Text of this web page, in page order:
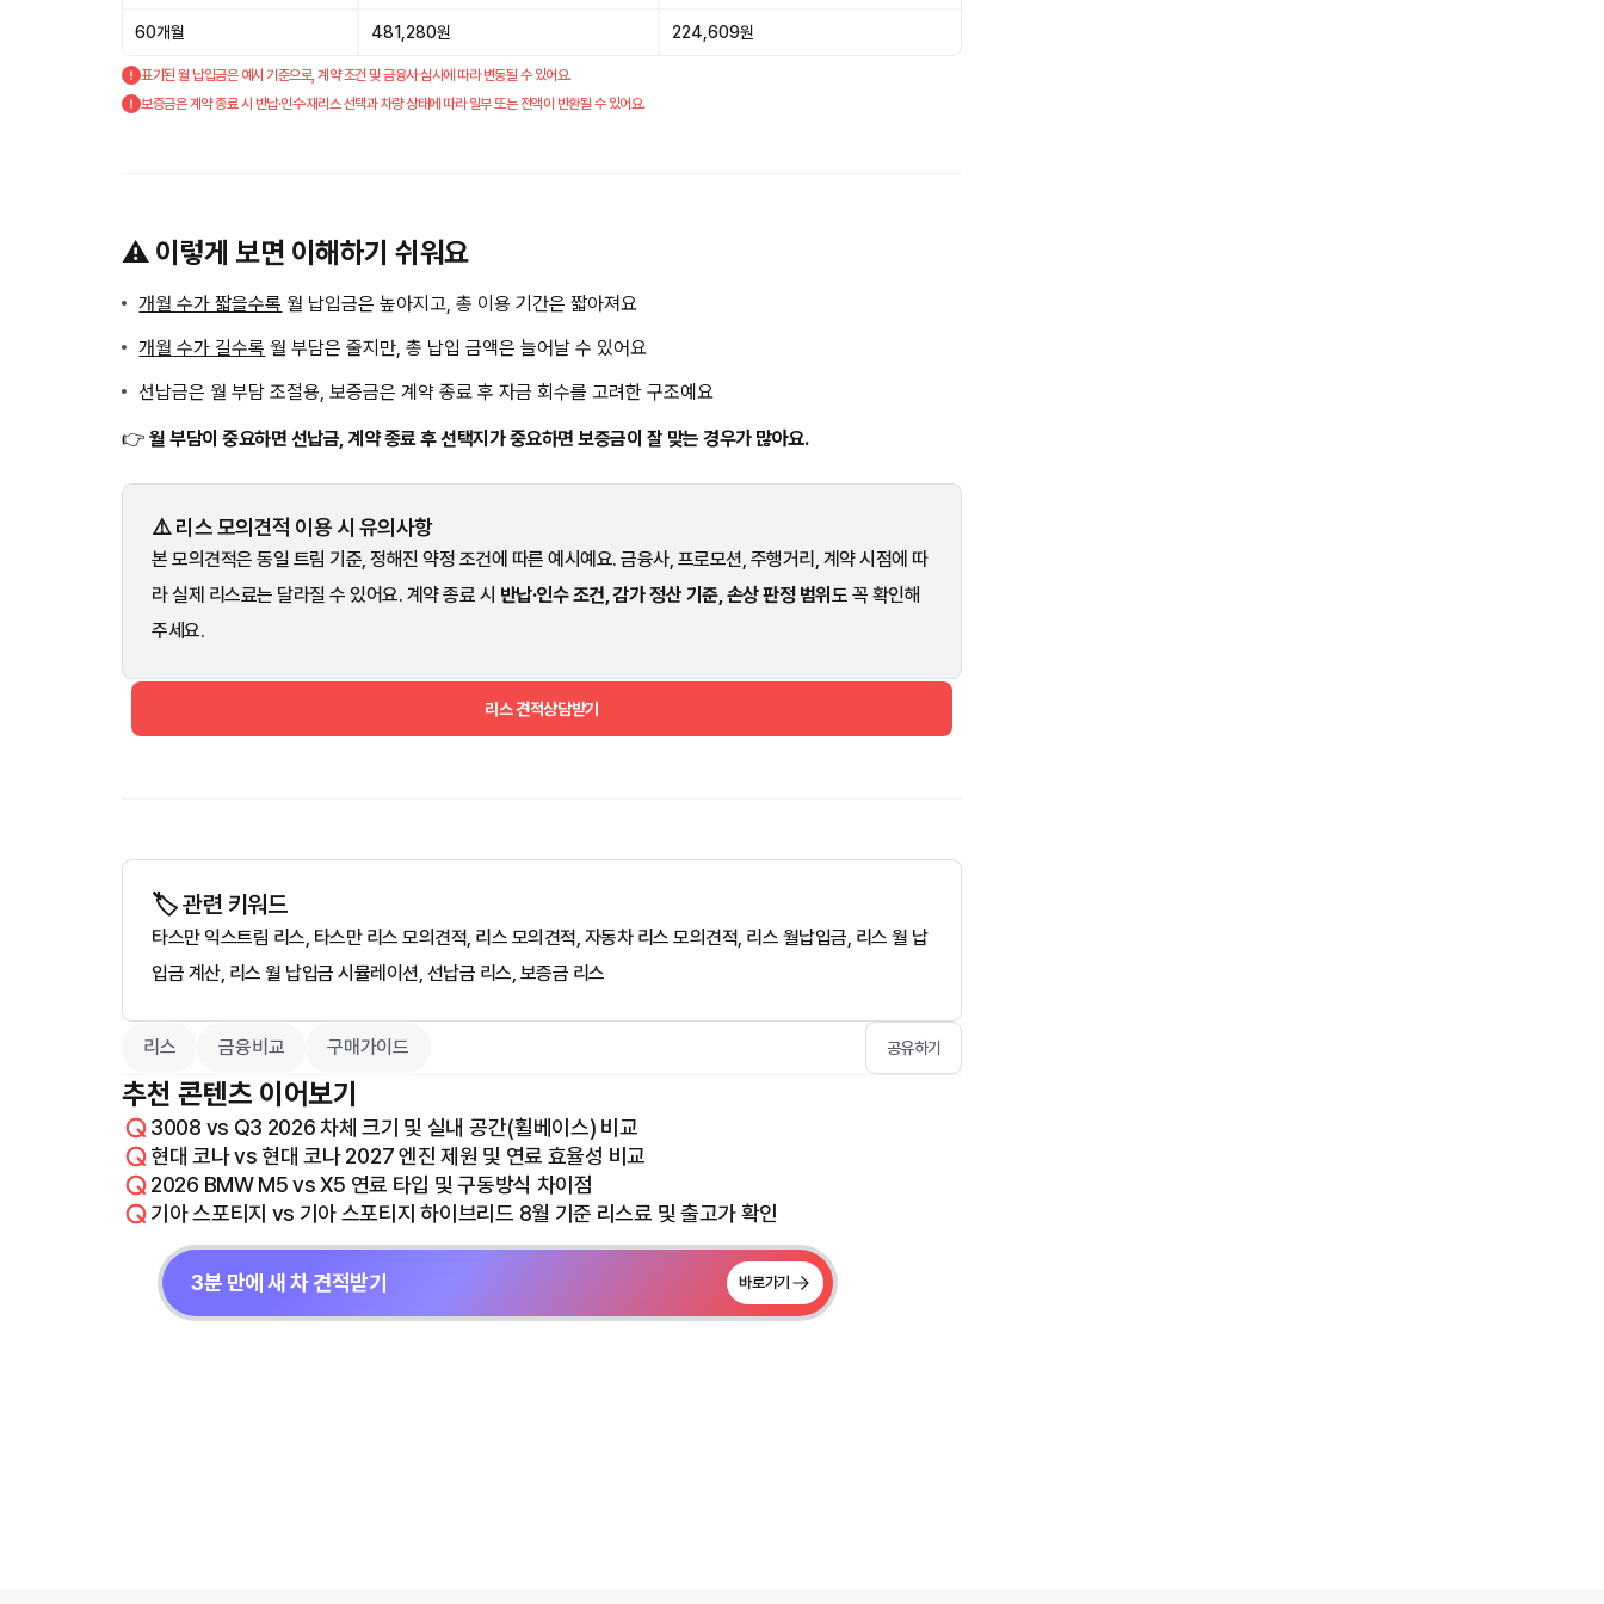
60개월 481,280원 224,609원
표기된 월 납입금은 예시 기준으로, 계약 조건 및 금융사 심사에 따라 변동될 수 있어요.
보증금은 계약 종료 시 반납·인수·재리스 선택과 차량 상태에 따라 일부 또는 전액이 반환될 수 있어요.
⚠️ 이렇게 보면 이해하기 쉬워요
개월 수가 짧을수록 월 납입금은 높아지고, 총 이용 기간은 짧아져요
개월 수가 길수록 월 부담은 줄지만, 총 납입 금액은 늘어날 수 있어요
선납금은 월 부담 조절용, 보증금은 계약 종료 후 자금 회수를 고려한 구조예요
👉 월 부담이 중요하면 선납금, 계약 종료 후 선택지가 중요하면 보증금이 잘 맞는 경우가 많아요.
⚠️ 리스 모의견적 이용 시 유의사항
본 모의견적은 동일 트림 기준, 정해진 약정 조건에 따른 예시예요. 금융사, 프로모션, 주행거리, 계약 시점에 따
라 실제 리스료는 달라질 수 있어요. 계약 종료 시 반납·인수 조건, 감가 정산 기준, 손상 판정 범위 도 꼭 확인해
주세요.
리스 견적상담받기
🏷️ 관련 키워드
타스만 익스트림 리스, 타스만 리스 모의견적, 리스 모의견적, 자동차 리스 모의견적, 리스 월납입금, 리스 월 납
입금 계산, 리스 월 납입금 시뮬레이션, 선납금 리스, 보증금 리스
리스 금융비교 구매가이드 공유하기
추천 콘텐츠 이어보기
3008 vs Q3 2026 차체 크기 및 실내 공간(휠베이스) 비교
현대 코나 vs 현대 코나 2027 엔진 제원 및 연료 효율성 비교
2026 BMW M5 vs X5 연료 타입 및 구동방식 차이점
기아 스포티지 vs 기아 스포티지 하이브리드 8월 기준 리스료 및 출고가 확인
3분 만에 새 차 견적받기 바로가기